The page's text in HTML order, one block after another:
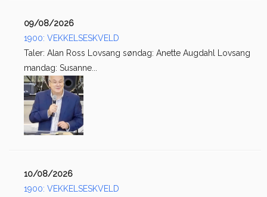
09/08/2026
1900: VEKKELSESKVELD
Taler: Alan Ross Lovsang søndag: Anette Augdahl Lovsang
mandag: Susanne...
10/08/2026
1900: VEKKELSESKVELD